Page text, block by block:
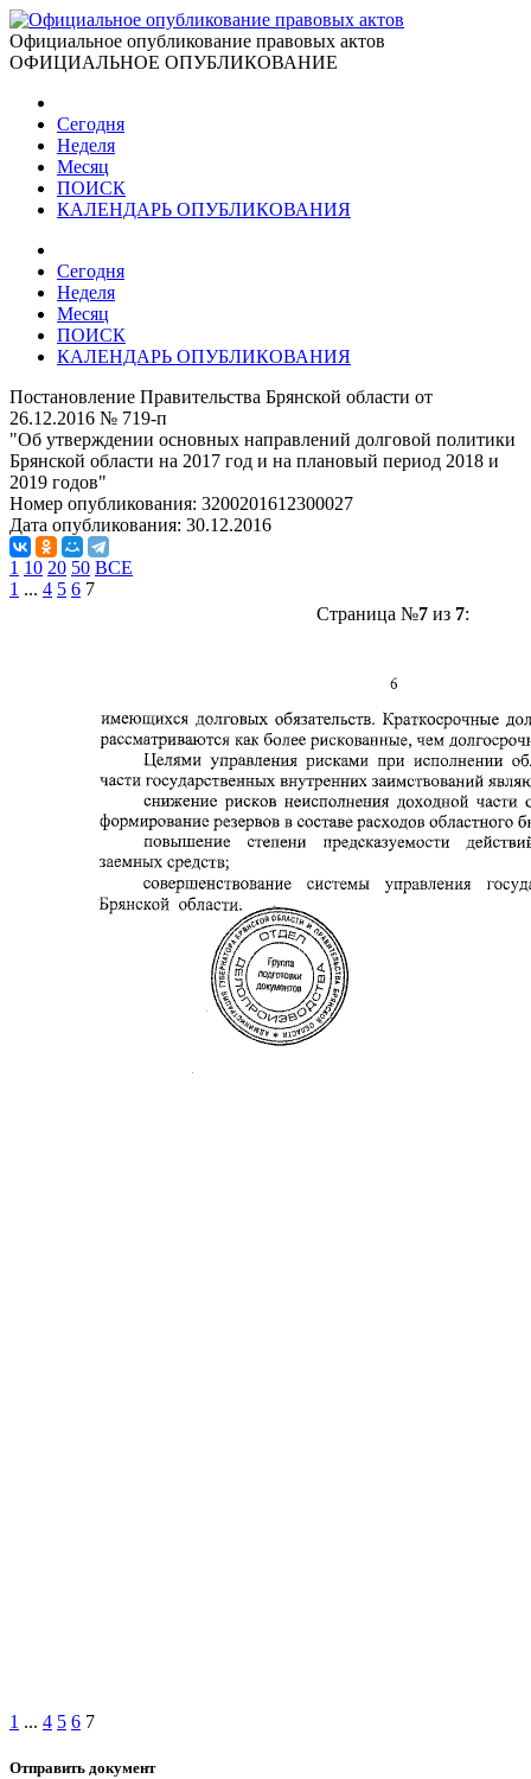
Официальное опубликование правовых актов
ОФИЦИАЛЬНОЕ ОПУБЛИКОВАНИЕ
Сегодня
Неделя
Месяц
ПОИСК
КАЛЕНДАРЬ ОПУБЛИКОВАНИЯ
Сегодня
Неделя
Месяц
ПОИСК
КАЛЕНДАРЬ ОПУБЛИКОВАНИЯ
Постановление Правительства Брянской области от
26.12.2016 № 719-п
"Об утверждении основных направлений долговой политики
Брянской области на 2017 год и на плановый период 2018 и
2019 годов"
Номер опубликования: 3200201612300027
Дата опубликования: 30.12.2016
1 10 20 50 ВСЕ
1 ... 4 5 6 7
Страница №7из 7:
1 ... 4 5 6 7
Отправить документ